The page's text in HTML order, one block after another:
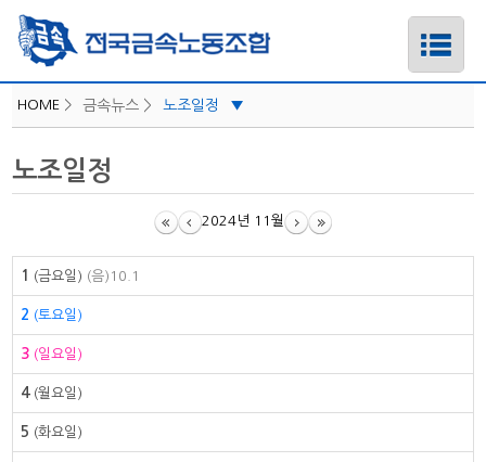
하위메뉴
HOME > 금속뉴스 > 노조일정 ▼
보도자료/성명
노조일정
2024년 11월
1 (금요일) (음)10.1
2 (토요일)
3 (일요일)
4(월요일)
5 (화요일)